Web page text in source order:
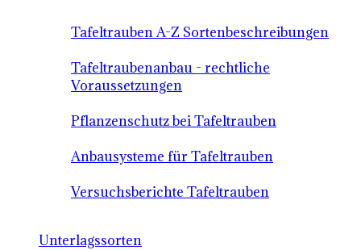
Tafeltrauben A-Z Sortenbeschreibungen
Tafeltraubenanbau - rechtliche
Voraussetzungen
Pflanzenschutz bei Tafeltrauben
Anbausysteme für Tafeltrauben
Versuchsberichte Tafeltrauben
Unterlagssorten